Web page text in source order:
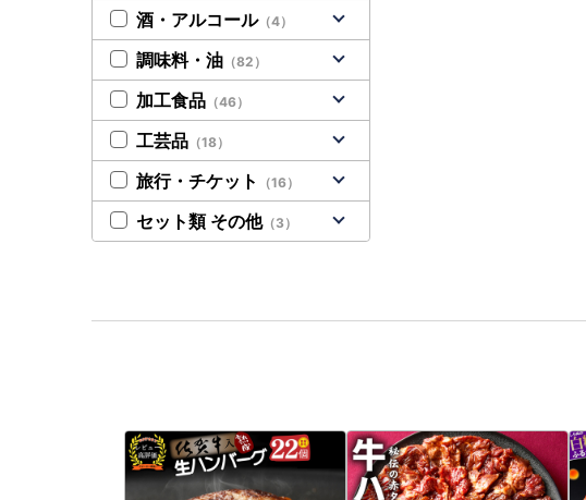
酒・アルコール（4）
調味料・油 （82）
加工食品 （46）
工芸品 （18）
旅行・チケット （16）
セット類 その他（3）